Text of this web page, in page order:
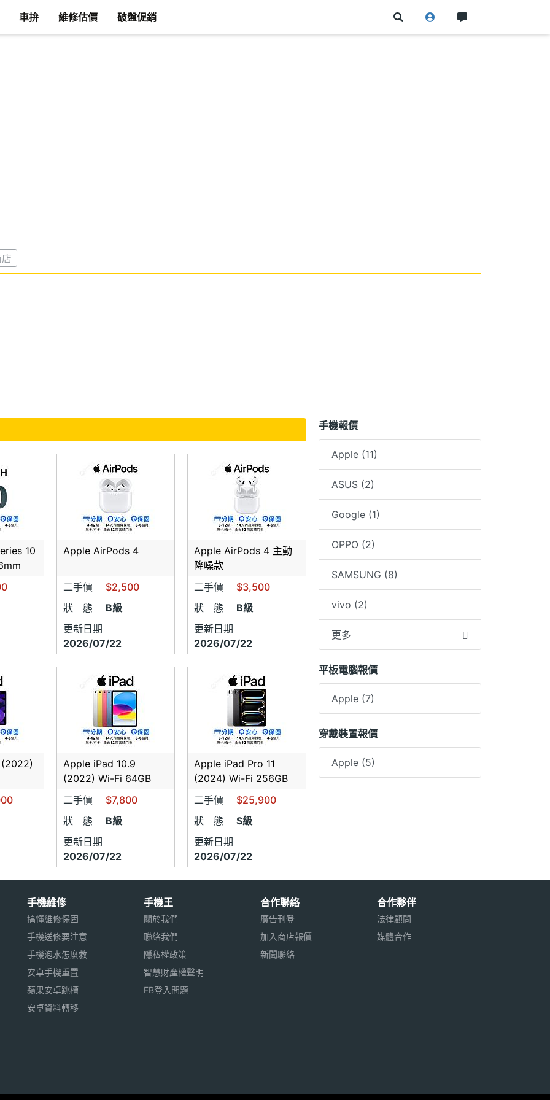
車拚 維修估價 破盤促銷
10
Apple AirPods 4
二手價
$2,500
狀 態
B級
更新日期
2026/07/22
Apple AirPods 4 主動
降噪款
二手價
$3,500
狀 態
B級
更新日期
2026/07/22
Apple iPad 10.9
(2022) Wi-Fi 64GB
二手價
$7,800
狀 態
B級
更新日期
2026/07/22
Apple iPad Pro 11
(2024) Wi-Fi 256GB
二手價
$25,900
狀 態
S級
更新日期
2026/07/22
手機報價
Apple (11)
ASUS (2)
Google (1)
OPPO (2)
SAMSUNG (8)
vivo (2)
更多
平板電腦報價
Apple (7)
穿戴裝置報價
Apple (5)
手機維修
搞懂維修保固
手機送修要注意
手機泡水怎麼救
安卓手機重置
蘋果安卓跳槽
安卓資料轉移
手機王
關於我們
聯絡我們
隱私權政策
智慧財產權聲明
FB登入問題
合作聯絡
廣告刊登
加入商店報價
新聞聯絡
合作夥伴
法律顧問
媒體合作